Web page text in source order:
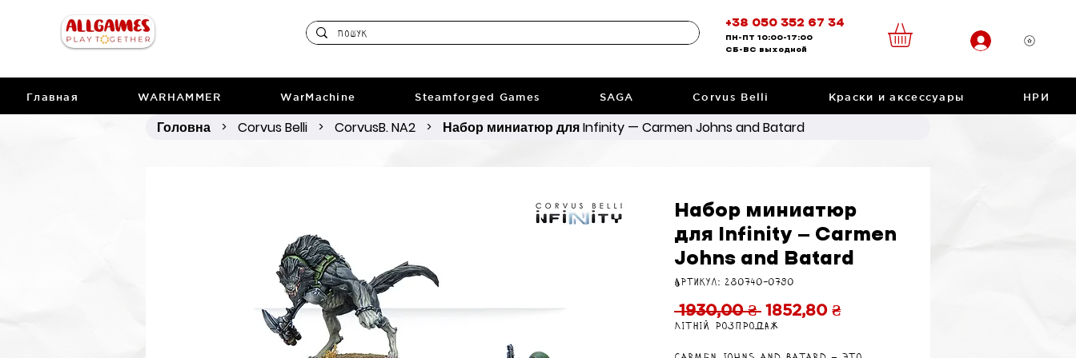
+38 050 352 67 34
ПН-ПТ 10:00-17:00
CБ-ВС выходной
Главная WARHAMMER WarMachine Steamforged Games SAGA Corvus Belli Краски и аксессуары НРИ
Головна > Corvus Belli > CorvusB. NA2 > Набор миниатюр для Infinity — Carmen Johns and Batard
Набор миниатюр
для Infinity — Carmen
Johns and Batard
Артикул: 280740-0790
1930,00 ₴ Обычная
цена
1852,80 ₴Спеццена
Літній розпродаж